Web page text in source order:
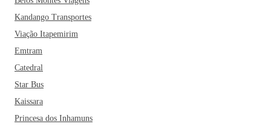
Kandango Transportes
Viação Itapemirim
Emtram
Catedral
Star Bus
Kaissara
Princesa dos Inhamuns